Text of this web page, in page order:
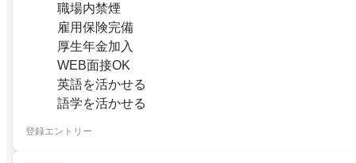
職場内禁煙
雇用保険完備
厚生年金加入
WEB面接OK
英語を活かせる
語学を活かせる
登録エントリー